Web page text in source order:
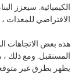
الكيميائية. سيعزز
الافتراضي للمعدات ،
هذه بعض الاتجاهات
المستقبل. ومع ذلك ،
يظهر بطرق غير